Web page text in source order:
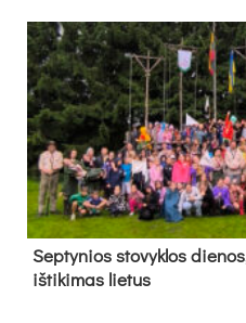
Sep­ty­nios sto­vyk­los
iš­ti­ki­mas lie­tus